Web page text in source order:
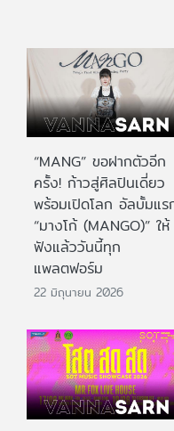
“MANG” ขอฝากตัวอีก
ครั้ง! ก้าวสู่ศิลปินเดี่ยว
พร้อมเปิดโลก อัลบั้มแร
“มางโก้ (MANGO)” ให้
ฟังแล้ววันนี้ทุก
แพลตฟอร์ม
22 มิถุนายน 2026